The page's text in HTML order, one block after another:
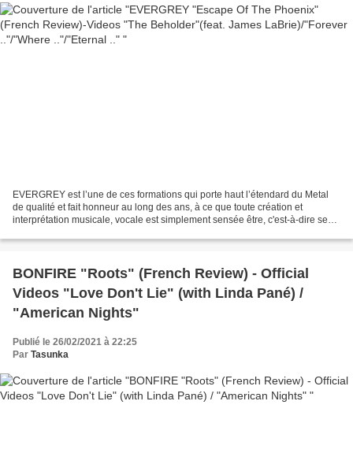
EVERGREY est l’une de ces formations qui porte haut l’étendard du Metal
de qualité et fait honneur au long des ans, à ce que toute création et
interprétation musicale, vocale est simplement sensée être, c'est-à-dire se
BONFIRE "Roots" (French Review) - Official
Videos "Love Don't Lie" (with Linda Pané) /
"American Nights"
Publié le 26/02/2021 à 22:25
Par Tasunka